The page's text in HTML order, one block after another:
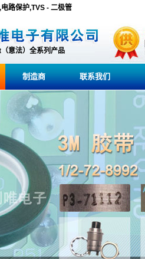
路保护,TVS - 二极管
意法）全系列产品
制造商 联系我们